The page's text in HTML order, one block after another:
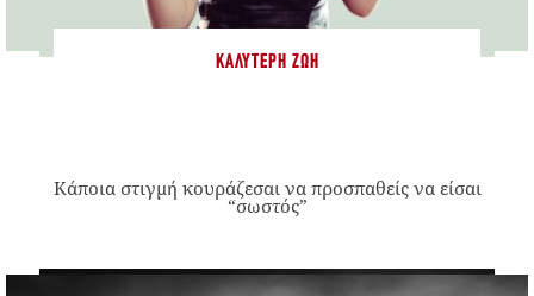
ΚΑΛΎΤΕΡΗ ΖΩΉ
Κάποια στιγμή κουράζεσαι να προσπαθείς να είσαι
“σωστός”